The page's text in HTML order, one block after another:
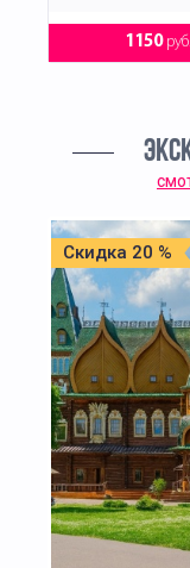
1150руб.
Скидка 20 %